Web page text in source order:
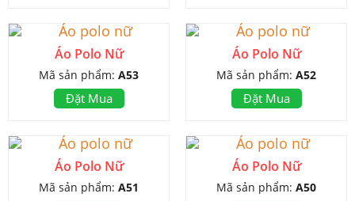
Áo Polo Nữ
Mã sản phẩm: A53
Đặt Mua
Áo Polo Nữ
Mã sản phẩm: A52
Đặt Mua
Áo Polo Nữ
Mã sản phẩm: A51
Áo Polo Nữ
Mã sản phẩm: A50